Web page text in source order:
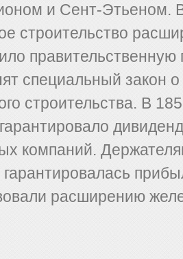
и Сент-Этьеном.
строительство
правительственную
специальный закон
строительства. В
компаний.
расширению